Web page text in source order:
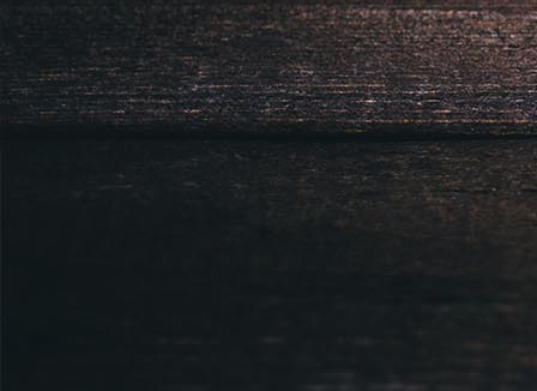
Právnická osoba podnikající dle
Městský soud v Praze spisová
Sídlem: Zbraslavská 55/5a, Praha 5